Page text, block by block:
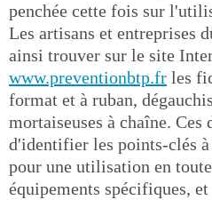
penchée cette fois sur
Les artisans et entreprises
ainsi trouver sur le site
www.preventionbtp.fr les
format et à ruban,
mortaiseuses à chaîne. Ces
d'identifier les points-clés
pour une utilisation en
équipements spécifiques,